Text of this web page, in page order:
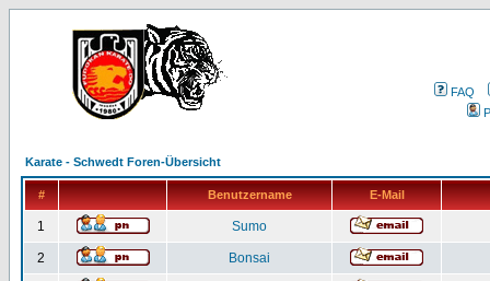
FAQ
Karate - Schwedt Foren-Übersicht
# Benutzername E-Mail
1 Sumo
2 Bonsai